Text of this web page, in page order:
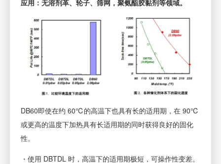
应用：无溶剂革、轮子、筛网，聚氨酯胶黏剂等领域。
DB60即使在约 60℃的高温下也具有长的适用期，在 90℃
或更高的温度下加热具有长适用期的同时获得良好的固化
性。
・使用 DBTDL 时，高温下的适用期极短，可操作性变差。